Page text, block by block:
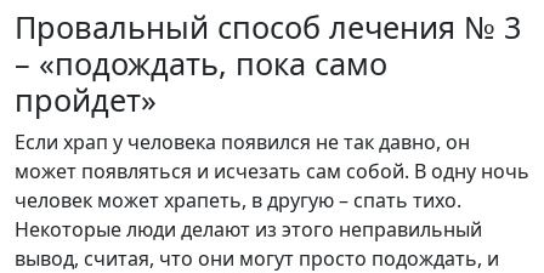
Провальный способ лечения № 3
– «подождать, пока само
пройдет»
Если храп у человека появился не так давно, он
может появляться и исчезать сам собой. В одну ночь
человек может храпеть, в другую – спать тихо.
Некоторые люди делают из этого неправильный
вывод, считая, что они могут просто подождать, и